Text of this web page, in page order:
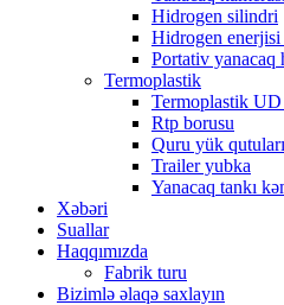
Hidrogen silindri
Hidrogen
Portativ yanacaq
Termoplastik
Termoplastik
Rtp borusu
Quru yük
Trailer yubka
Yanacaq tankı
Xəbəri
Suallar
Haqqımızda
Fabrik turu
Bizimlə əlaqə saxlayın